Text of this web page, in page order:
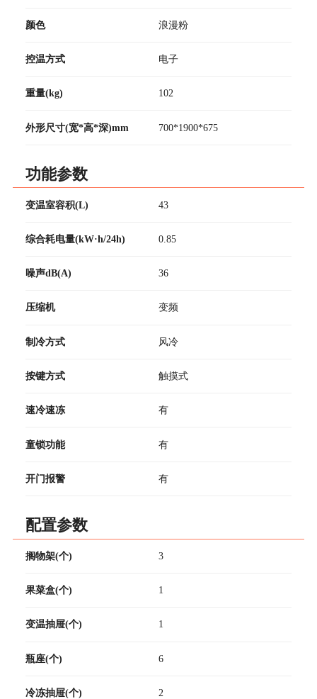
颜色 浪漫粉
控温方式 电子
重量(kg) 102
外形尺寸(宽*高*深)mm 700*1900*675
功能参数
变温室容积(L) 43
综合耗电量(kW·h/24h) 0.85
噪声dB(A) 36
压缩机 变频
制冷方式 风冷
按键方式 触摸式
速冷速冻 有
童锁功能 有
开门报警 有
配置参数
搁物架(个) 3
果菜盒(个) 1
变温抽屉(个) 1
瓶座(个) 6
冷冻抽屉(个) 2